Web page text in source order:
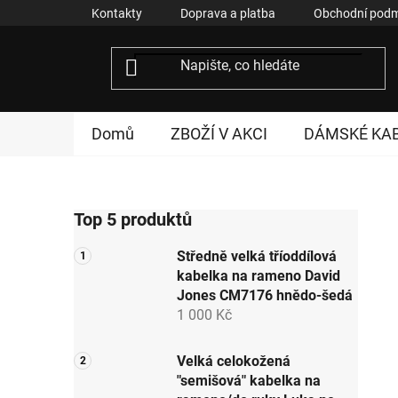
Kontakty Doprava a platba Obchodní
Domů ZBOŽÍ V AKCI DÁMSKÉ
o
s
t
n
Top 5 produktů
Středně velká tříoddílová
kabelka na rameno David
Jones CM7176 hnědo-šedá
1 000 Kč
Velká celokožená
"semišová" kabelka na